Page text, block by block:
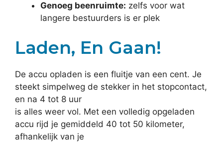
Genoeg beenruimte: zelfs voor wat
langere bestuurders is er plek
Laden, En Gaan!
De accu opladen is een fluitje van een cent. Je
steekt simpelweg de stekker in het stopcontact,
en na 4 tot 8 uur
is alles weer vol. Met een volledig opgeladen
accu rijd je gemiddeld 40 tot 50 kilometer,
afhankelijk van je